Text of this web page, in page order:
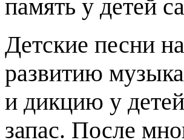
память у детей
Детские песни
развитию
и дикцию у
запас. После